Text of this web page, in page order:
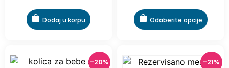
Dodaj u korpu Odaberite opcije
-20% -21%